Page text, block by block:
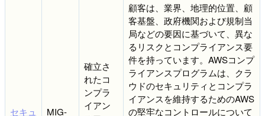
セキュ
MIG-
確立さ
れたコ
ンプラ
イアン
顧客は、業界、地理的位置、顧
客基盤、政府機関および規制当
局などの要因に基づいて、異な
るリスクとコンプライアンス要
件を持っています。AWSコンプ
ライアンスプログラムは、クラ
ウドのセキュリティとコンプラ
イアンスを維持するためのAWS
の堅牢なコントロールについて